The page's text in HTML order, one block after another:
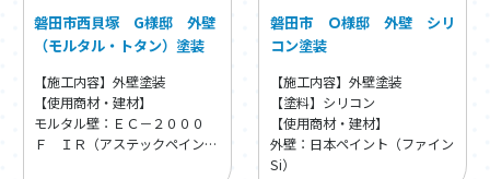
磐田市西貝塚 G様邸 外壁
（モルタル・トタン）塗装
【施工内容】外壁塗装
【使用商材・建材】
モルタル壁：ＥＣ－２０００
Ｆ ＩＲ（アステックペイン
磐田市 Ｏ様邸 外壁 シリ
コン塗装
【施工内容】外壁塗装
【塗料】シリコン
【使用商材・建材】
外壁：日本ペイント（ファイン
Si）